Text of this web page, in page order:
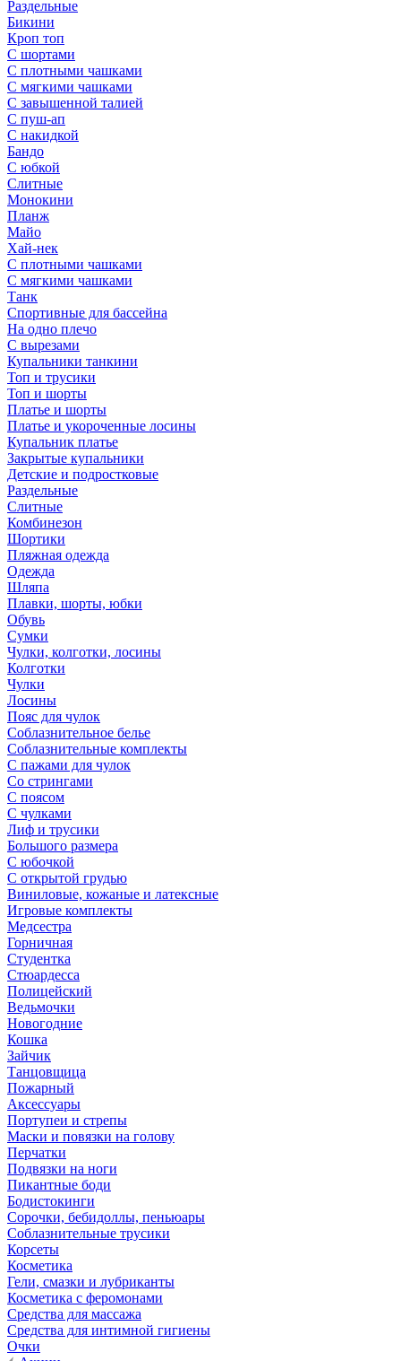
Раздельные
Бикини
Кроп топ
С шортами
С плотными чашками
С мягкими чашками
С завышенной талией
С пуш-ап
С накидкой
Бандо
С юбкой
Слитные
Монокини
Планж
Майо
Хай-нек
С плотными чашками
С мягкими чашками
Танк
Спортивные для бассейна
На одно плечо
С вырезами
Купальники танкини
Топ и трусики
Топ и шорты
Платье и шорты
Платье и укороченные лосины
Купальник платье
Закрытые купальники
Детские и подростковые
Раздельные
Слитные
Комбинезон
Шортики
Пляжная одежда
Одежда
Шляпа
Плавки, шорты, юбки
Обувь
Сумки
Чулки, колготки, лосины
Колготки
Чулки
Лосины
Пояс для чулок
Соблазнительное белье
Соблазнительные комплекты
С пажами для чулок
Со стрингами
С поясом
С чулками
Лиф и трусики
Большого размера
С юбочкой
С открытой грудью
Виниловые, кожаные и латексные
Игровые комплекты
Медсестра
Горничная
Студентка
Стюардесса
Полицейский
Ведьмочки
Новогодние
Кошка
Зайчик
Танцовщица
Пожарный
Аксессуары
Портупеи и стрепы
Маски и повязки на голову
Перчатки
Подвязки на ноги
Пикантные боди
Бодистокинги
Сорочки, бебидоллы, пеньюары
Соблазнительные трусики
Корсеты
Косметика
Гели, смазки и лубриканты
Косметика с феромонами
Средства для массажа
Средства для интимной гигиены
Очки